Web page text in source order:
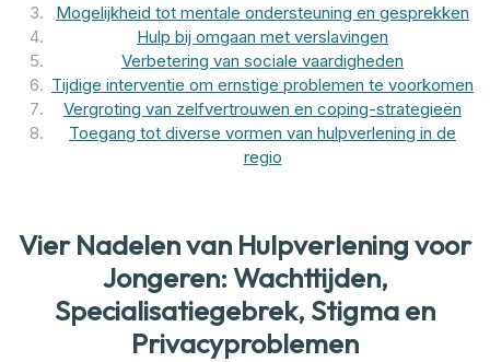
Mogelijkheid tot mentale ondersteuning en gesprekken
Hulp bij omgaan met verslavingen
Verbetering van sociale vaardigheden
Tijdige interventie om ernstige problemen te voorkomen
Vergroting van zelfvertrouwen en coping-strategieën
Toegang tot diverse vormen van hulpverlening in de
regio
Vier Nadelen van Hulpverlening voor
Jongeren: Wachttijden,
Specialisatiegebrek, Stigma en
Privacyproblemen